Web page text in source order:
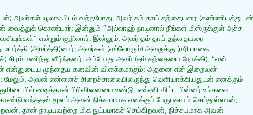
அவர்கள் யூஸுஃபிடம் வந்தபோது, அவர் தம் தாய் தந்தையரை (கண்ணியத்துடன்
வைத்துக் கொண்டார்; இன்னும் “அல்லாஹ் நாடினால் நீங்கள் மிஸ்ருக்குள் அச்ச
என்றும் குறினார். இன்னும், அவர் தம் தாய் தந்தையரை
உயர்த்தி (அமர்த்தி)னார்; அவர்கள் (எல்லோரும்) அவருக்கு (மரியாதை
சிரம் பணிந்து வீழ்ந்தனர்; அப்போது அவர் (தம் தந்தையை நோக்கி), “என்
என்னுடைய முந்தைய கனவின் விளக்கமாகும்; அதனை என் இறைவன்
அவன் என்னைச் சிறைச்சாலையிலிருந்து வெளியாக்கியதுடன் எனக்கும்
ஷைத்தான் பிரிவினையை உண்டு பண்ணி விட்ட பின்னர் உங்களை
கொண்டு வந்ததன் மூலம் அவன் நிச்சயமாக எனக்குப் பேருபகாரம் செய்துள்ளான்;
தான் நாடியவற்றை மிக நுட்பமாகச் செய்கிறவன், நிச்சயமாக அவன்